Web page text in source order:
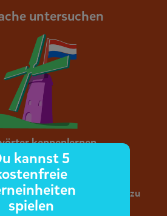
Testversion von scoyo.
Jetzt bestellen
0
untersuchen
kennenlernen
Fremdsprachen
nach vertrauten Wörtern zu
suchen.
kannst 5
spielen